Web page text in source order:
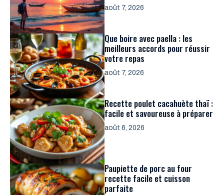
août 7, 2026
Que boire avec paella : les
meilleurs accords pour réussir
votre repas
août 7, 2026
Recette poulet cacahuète thaï :
facile et savoureuse à préparer
août 6, 2026
Paupiette de porc au four
recette facile et cuisson
parfaite